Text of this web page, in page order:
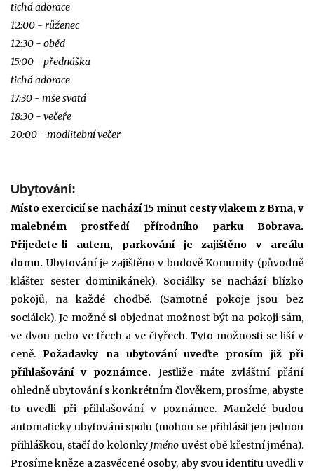
tichá adorace
12:00 - růženec
12:30 - oběd
15:00 - přednáška
tichá adorace
17:30 - mše svatá
18:30 - večeře
20:00 - modlitební večer
Ubytování:
Místo exercicií se nachází 15 minut cesty vlakem z Brna, v
malebném prostředí přírodního parku Bobrava.
Přijedete-li autem, parkování je zajištěno v areálu
domu. Ubytování je zajištěno v budově Komunity (původně
klášter sester dominikánek). Sociálky se nachází blízko
pokojů, na každé chodbě. (Samotné pokoje jsou bez
sociálek).Je možné si objednat možnost být na pokoji sám,
ve dvou nebo ve třech a ve čtyřech. Tyto možnosti se liší v
ceně.Požadavky na ubytování uveďte prosím již při
přihlašování v poznámce.
Jestliže máte zvláštní přání
ohledně ubytování s konkrétním člověkem, prosíme, abyste
to uvedli při přihlašování v poznámce. Manželé budou
automaticky ubytováni spolu (mohou se přihlásit jen jednou
přihláškou, stačí do kolonky Jméno uvést obě křestní jména).
Prosíme kněze a zasvěcené osoby, aby svou identitu uvedli v